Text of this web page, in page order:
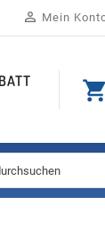
 Mein
shopping_cart